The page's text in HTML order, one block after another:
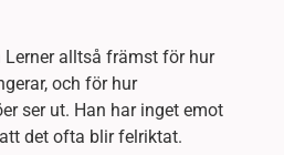
alltså främst för hur
och för hur
ser ut. Han har inget emot
det ofta blir felriktat.